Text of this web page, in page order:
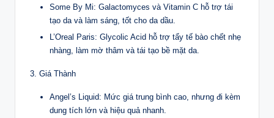
Some By Mi: Galactomyces và Vitamin C hỗ trợ tái
tạo da và làm sáng, tốt cho da dầu.
L’Oreal Paris: Glycolic Acid hỗ trợ tẩy tế bào chết nhẹ
nhàng, làm mờ thâm và tái tạo bề mặt da.
3. Giá Thành
Angel’s Liquid: Mức giá trung bình cao, nhưng đi kèm
dung tích lớn và hiệu quả nhanh.